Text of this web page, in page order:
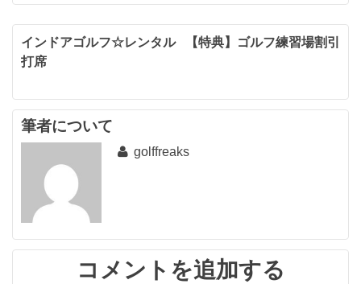
投
稿
ナ
ビ
ー
シ
ョ
インドアゴルフ☆レンタル
打席
【特典】ゴルフ練習場割引
筆者について
golffreaks
コメントを追加する